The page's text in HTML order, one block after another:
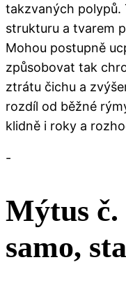
takzvaných polypů.
strukturu a tvarem
Mohou postupně
způsobovat tak
ztrátu čichu a
rozdíl od běžné
klidně i roky a
-
Mýtus
samo,